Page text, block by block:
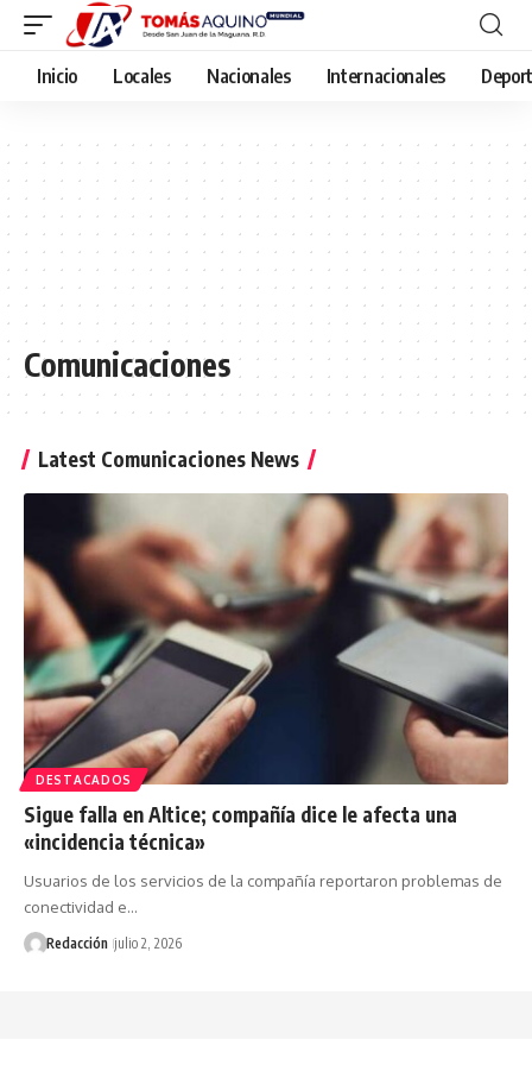
Inicio Locales Nacionales Internacionales
Comunicaciones
Latest Comunicaciones News
DESTACADOS
Sigue falla en Altice; compañía dice le afecta una
«incidencia técnica»
Usuarios de los servicios de la compañía reportaron problemas de
conectividad e…
Redacción julio 2, 2026